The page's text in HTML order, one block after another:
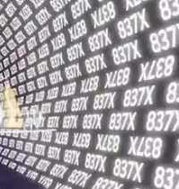
Manfaat
Teh Serai